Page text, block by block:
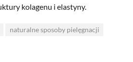
kolagenu i elastyny.
naturalne sposoby pielęgnacji